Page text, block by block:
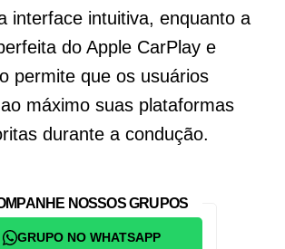
interface intuitiva, enquanto a
do Apple CarPlay e
permite que os usuários
máximo suas plataformas
durante a condução.
NOSSOS GRUPOS
GRUPO NO WHATSAPP